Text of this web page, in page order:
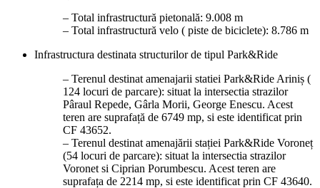
– Total infrastructură pietonală: 9.008 m
– Total infrastructură velo ( piste de biciclete): 8.786 m
Infrastructura destinata structurilor de tipul Park&Ride
– Terenul destinat amenajarii statiei Park&Ride Ariniș (
124 locuri de parcare): situat la intersectia strazilor
Pâraul Repede, Gârla Morii, George Enescu. Acest
teren are suprafață de 6749 mp, si este identificat prin
CF 43652.
– Terenul destinat amenajării stației Park&Ride Voroneț
(54 locuri de parcare): situat la intersectia strazilor
Voronet si Ciprian Porumbescu. Acest teren are
suprafața de 2214 mp, si este identificat prin CF 43640.